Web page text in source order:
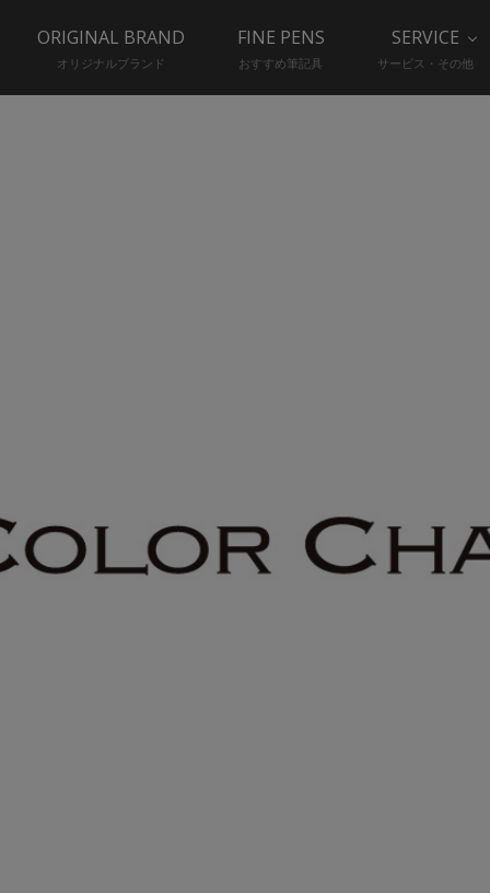
ORIGINAL BRAND
オリジナルブランド
FINE PENS
おすすめ筆記具
SERVICE
サービス・その他